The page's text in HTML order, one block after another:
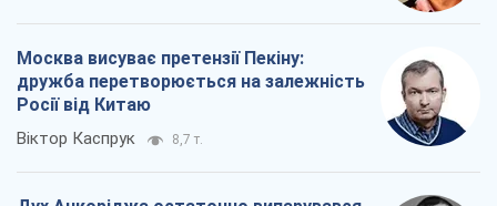
Москва висуває претензії Пекіну:
дружба перетворюється на залежність
Росії від Китаю
Віктор Каспрук 8,7 т.